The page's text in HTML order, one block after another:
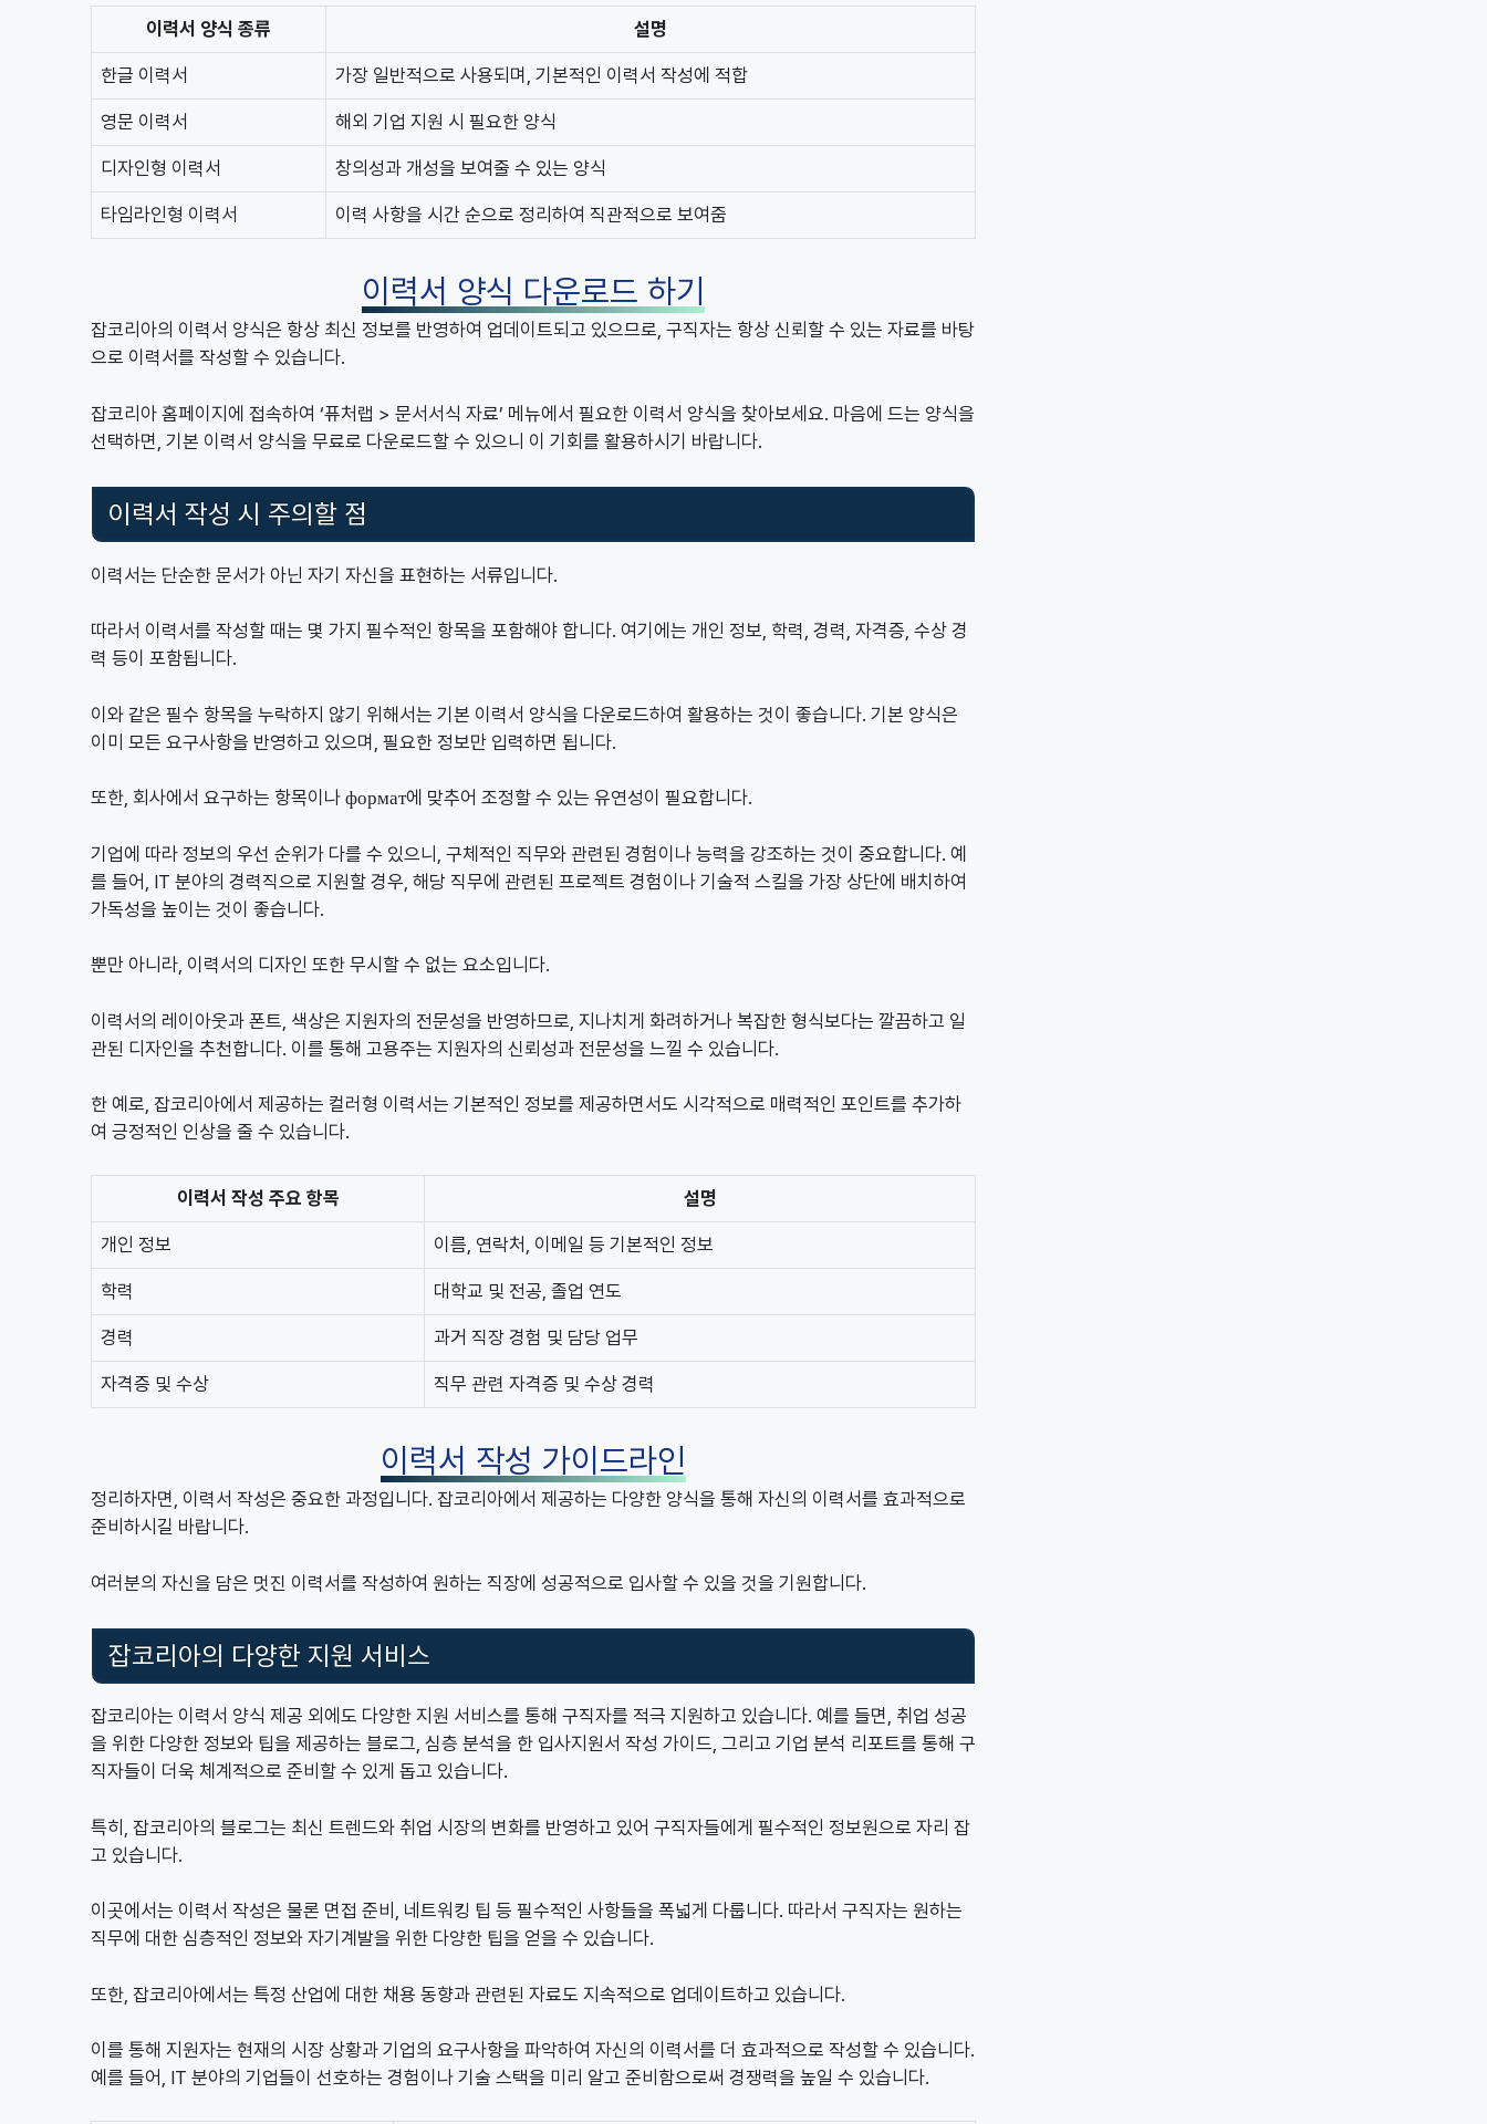
이력서 양식 종류 설명
한글 이력서 가장 일반적으로 사용되며, 기본적인 이력서 작성에 적합
영문 이력서 해외 기업 지원 시 필요한 양식
디자인형 이력서 창의성과 개성을 보여줄 수 있는 양식
타임라인형 이력서 이력 사항을 시간 순으로 정리하여 직관적으로 보여줌
이력서 양식 다운로드 하기
잡코리아의 이력서 양식은 항상 최신 정보를 반영하여 업데이트되고 있으므로, 구직자는 항상 신뢰할 수 있는 자료를 바탕
으로 이력서를 작성할 수 있습니다.
잡코리아 홈페이지에 접속하여 ‘퓨처랩 > 문서서식 자료’ 메뉴에서 필요한 이력서 양식을 찾아보세요. 마음에 드는 양식을
선택하면, 기본 이력서 양식을 무료로 다운로드할 수 있으니 이 기회를 활용하시기 바랍니다.
이력서 작성 시 주의할 점
이력서는 단순한 문서가 아닌 자기 자신을 표현하는 서류입니다.
따라서 이력서를 작성할 때는 몇 가지 필수적인 항목을 포함해야 합니다. 여기에는 개인 정보, 학력, 경력, 자격증, 수상 경
력 등이 포함됩니다.
이와 같은 필수 항목을 누락하지 않기 위해서는 기본 이력서 양식을 다운로드하여 활용하는 것이 좋습니다. 기본 양식은
이미 모든 요구사항을 반영하고 있으며, 필요한 정보만 입력하면 됩니다.
또한, 회사에서 요구하는 항목이나 формат에 맞추어 조정할 수 있는 유연성이 필요합니다.
기업에 따라 정보의 우선 순위가 다를 수 있으니, 구체적인 직무와 관련된 경험이나 능력을 강조하는 것이 중요합니다. 예
를 들어, IT 분야의 경력직으로 지원할 경우, 해당 직무에 관련된 프로젝트 경험이나 기술적 스킬을 가장 상단에 배치하여
가독성을 높이는 것이 좋습니다.
뿐만 아니라, 이력서의 디자인 또한 무시할 수 없는 요소입니다.
이력서의 레이아웃과 폰트, 색상은 지원자의 전문성을 반영하므로, 지나치게 화려하거나 복잡한 형식보다는 깔끔하고 일
관된 디자인을 추천합니다. 이를 통해 고용주는 지원자의 신뢰성과 전문성을 느낄 수 있습니다.
한 예로, 잡코리아에서 제공하는 컬러형 이력서는 기본적인 정보를 제공하면서도 시각적으로 매력적인 포인트를 추가하
여 긍정적인 인상을 줄 수 있습니다.
이력서 작성 주요 항목 설명
개인 정보 이름, 연락처, 이메일 등 기본적인 정보
학력 대학교 및 전공, 졸업 연도
경력 과거 직장 경험 및 담당 업무
자격증 및 수상 직무 관련 자격증 및 수상 경력
이력서 작성 가이드라인
정리하자면, 이력서 작성은 중요한 과정입니다. 잡코리아에서 제공하는 다양한 양식을 통해 자신의 이력서를 효과적으로
준비하시길 바랍니다.
여러분의 자신을 담은 멋진 이력서를 작성하여 원하는 직장에 성공적으로 입사할 수 있을 것을 기원합니다.
잡코리아의 다양한 지원 서비스
잡코리아는 이력서 양식 제공 외에도 다양한 지원 서비스를 통해 구직자를 적극 지원하고 있습니다. 예를 들면, 취업 성공
을 위한 다양한 정보와 팁을 제공하는 블로그, 심층 분석을 한 입사지원서 작성 가이드, 그리고 기업 분석 리포트를 통해 구
직자들이 더욱 체계적으로 준비할 수 있게 돕고 있습니다.
특히, 잡코리아의 블로그는 최신 트렌드와 취업 시장의 변화를 반영하고 있어 구직자들에게 필수적인 정보원으로 자리 잡
고 있습니다.
이곳에서는 이력서 작성은 물론 면접 준비, 네트워킹 팁 등 필수적인 사항들을 폭넓게 다룹니다. 따라서 구직자는 원하는
직무에 대한 심층적인 정보와 자기계발을 위한 다양한 팁을 얻을 수 있습니다.
또한, 잡코리아에서는 특정 산업에 대한 채용 동향과 관련된 자료도 지속적으로 업데이트하고 있습니다.
이를 통해 지원자는 현재의 시장 상황과 기업의 요구사항을 파악하여 자신의 이력서를 더 효과적으로 작성할 수 있습니다.
예를 들어, IT 분야의 기업들이 선호하는 경험이나 기술 스택을 미리 알고 준비함으로써 경쟁력을 높일 수 있습니다.